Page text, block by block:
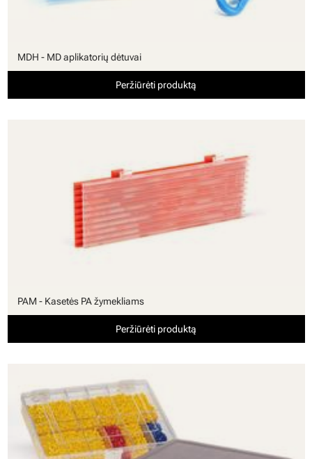
MDH - MD aplikatorių dėtuvai
Peržiūrėti produktą
PAM - Kasetės PA žymekliams
Peržiūrėti produktą